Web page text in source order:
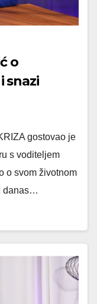
o
snazi
gostovao je
s voditeljem
o svom životnom
danas…